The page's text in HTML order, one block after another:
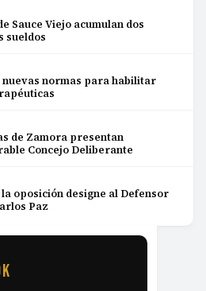
Sauce Viejo acumulan dos
sueldos
nuevas normas para habilitar
de Zamora presentan
Concejo Deliberante
oposición designe al Defensor
Paz